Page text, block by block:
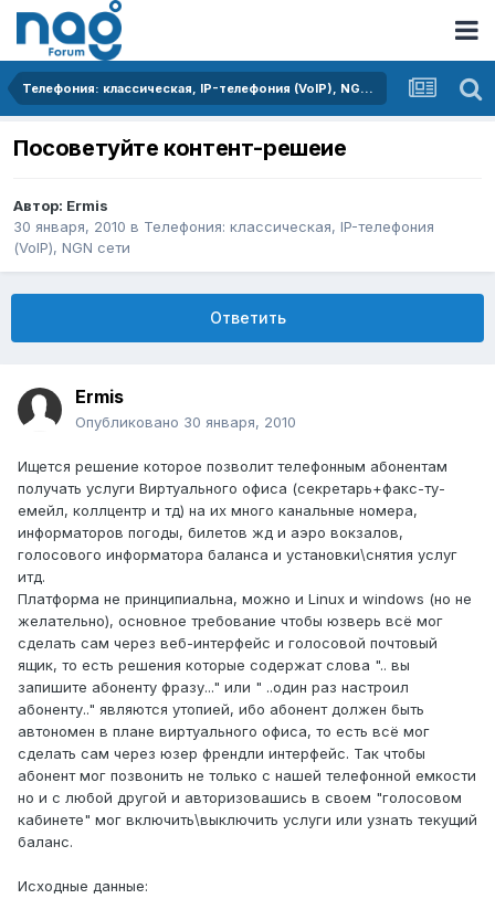
Телефония: классическая, IP-телефония (VoIP), NGN сети
Посоветуйте контент-решеие
Автор: Ermis
30 января, 2010 в Телефония: классическая, IP-телефония
(VoIP), NGN сети
Ответить
Ermis
Опубликовано 30 января, 2010
Ищется решение которое позволит телефонным абонентам
получать услуги Виртуального офиса (секретарь+факс-ту-
емейл, коллцентр и тд) на их много канальные номера,
информаторов погоды, билетов жд и аэро вокзалов,
голосового информатора баланса и установки\снятия услуг
итд.
Платформа не принципиальна, можно и Linux и windows (но не
желательно), основное требование чтобы юзверь всё мог
сделать сам через веб-интерфейс и голосовой почтовый
ящик, то есть решения которые содержат слова ".. вы
запишите абоненту фразу..." или " ..один раз настроил
абоненту.." являются утопией, ибо абонент должен быть
автономен в плане виртуального офиса, то есть всё мог
сделать сам через юзер френдли интерфейс. Так чтобы
абонент мог позвонить не только с нашей телефонной емкости
но и с любой другой и авторизовашись в своем "голосовом
кабинете" мог включить\выключить услуги или узнать текущий
баланс.
Исходные данные: